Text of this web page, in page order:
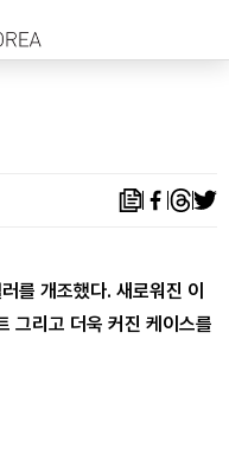
를 개조했다. 새로워진 이
그리고 더욱 커진 케이스를